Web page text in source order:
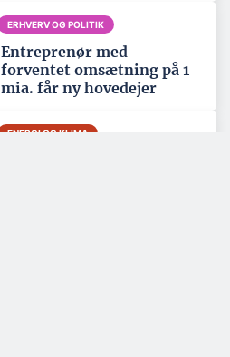
ERHVERV OG POLITIK
Entreprenør med
forventet omsætning på 1
mia. får ny hovedejer
ENERGI OG KLIMA